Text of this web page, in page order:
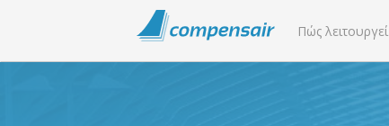
Πώς λειτουργεί